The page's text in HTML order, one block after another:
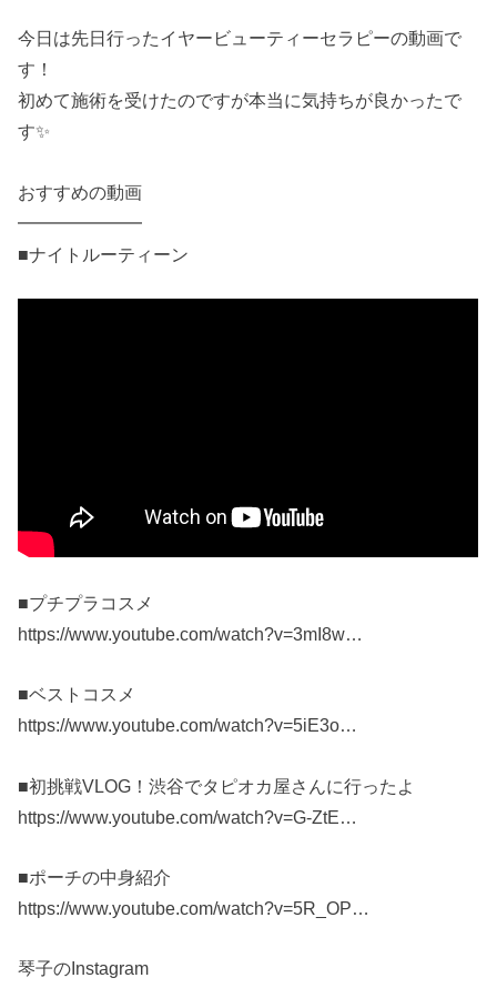
今日は先日行ったイヤービューティーセラピーの動画で
す！
初めて施術を受けたのですが本当に気持ちが良かったで
す✨
おすすめの動画
━━━━━━━
■ナイトルーティーン
■プチプラコスメ
https://www.youtube.com/watch?v=3mI8w…
■ベストコスメ
https://www.youtube.com/watch?v=5iE3o…
■初挑戦VLOG！渋谷でタピオカ屋さんに行ったよ
https://www.youtube.com/watch?v=G-ZtE…
■ポーチの中身紹介
https://www.youtube.com/watch?v=5R_OP…
琴子のInstagram